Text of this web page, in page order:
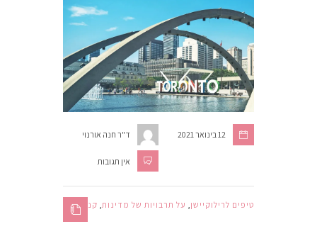
ד"ר חנה אורנוי 12 בינואר 2021
אין תגובות
טיפים לרילוקיישן על תרבויות של מדינות קנדה